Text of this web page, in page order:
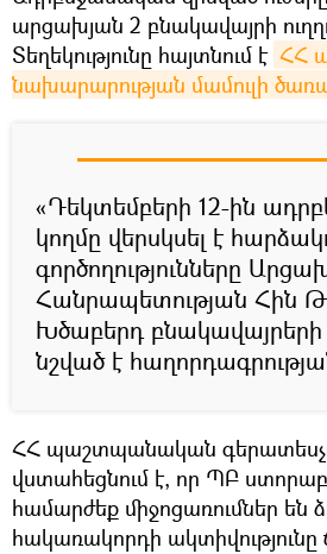
արցախյան 2 բնակավայրի
Տեղեկությունը հայտնում է ՀՀ
նախարարության մամուլի
«Դեկտեմբերի 12-ին
կողմը վերսկսել է
գործողությունները
Հանրապետության Հին
Խծաբերդ բնակավայրերի
նշված է
ՀՀ պաշտպանական
վստահեցնում է, որ ՊԲ
համարժեք միջոցառումներ են
հակառակորդի ակտիվությունը